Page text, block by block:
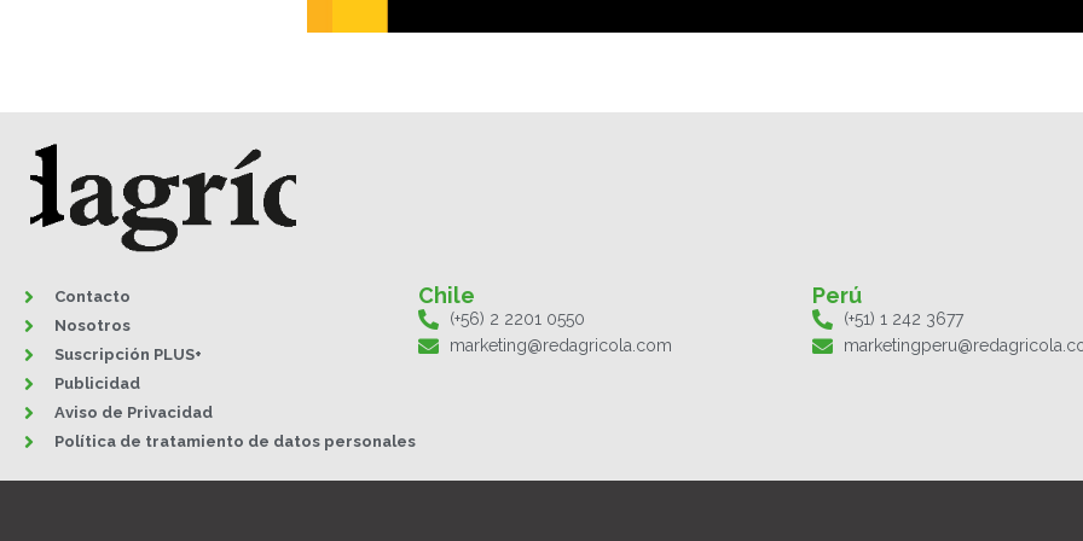
Contacto
Nosotros
Suscripción PLUS+
Publicidad
Aviso de Privacidad
Política de tratamiento de datos personales
Chile
(+56) 2 2201 0550
marketing@redagricola.com
Perú
(+51) 1 242 3677